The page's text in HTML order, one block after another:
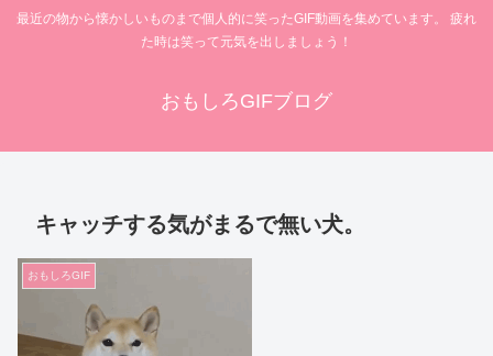
最近の物から懐かしいものまで個人的に笑ったGIF動画を集めています。 疲れ
た時は笑って元気を出しましょう！
おもしろGIFブログ
キャッチする気がまるで無い犬。
おもしろGIF